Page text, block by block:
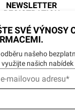
SVÉ VÝNOSY
našeho
našich
NEWSLETTER
REGISTRATION
NAVIGACE
Home
Lokality
E-fakturace